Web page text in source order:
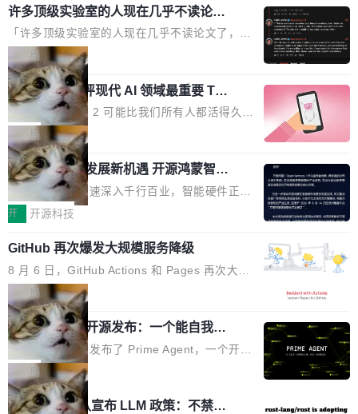
意思。比如我在一个后台管理系统里，需要填50
个表单字段，每个字段还有联动逻辑；比如我
想...
实时LCD监控屏，可充分满足当下高阶PC主机
的严苛使用需求。 澎湃功率，紧凑机身 钛金雕1
600PG5 AI TOP具备强悍输出功率，同时实现
机身尺寸大幅精简。整机长度仅16厘米，属于同
功率段机身尺寸十分紧凑的1600W电源产品。小
巧机身有效提升市面主流标准A...
复合增长率达5.44%,预计2032年将突破120亿美
元。数字广告与公共关系相关服务市场更是从20
25年的8463亿美元扩张至2026年的8763亿美
元。数字的背后是一个清晰的事实——品牌对专
业化营销服务的需求从未如此迫切。 但市场扩容
的同时,服务商的竞争逻辑正在改变。2026年Top
Agency年度合辑的观察指出,“产品”这个离消费
者最近的载体,在整个品牌营销层面的权重显著变
高了。全域营销服务商的竞争正在从规模转向深
度,案例厚度、全域覆盖、多线协同...
许多顶级实验室的人现在几乎不读论文
了
「许多顶级实验室的人现在几乎不读论文了，而
且他们认为 ICLR/ICML/NeurIPS 充斥着大量过
度宣传和欺诈。」 OpenAI 研究员 Keller Jorda
n 这条推文引发了广泛讨论。他不是在说风凉
话，他是说出了一个圈内人尽皆知但很少公开捅
破的事实。 Jordan 随后补充了一句软化声明：
「我不认为这些会议上大部分论文都在过度宣传
或造假。问题是，作为读者，如果你筛选出那些
看起来最令人兴奋的论文，那它们大部分都是过
度宣传的。」 这才是真正的痛点。不是所有论文
都有问题，是最吸引眼球的那批论文最有问题。
他引用的帖子来自 Mathew Shen，一位 ICLR 2
026 的读者：「看了篇 ...
局
xAI 前工程师评现代 AI 领域最重要 Top
3 开源项目
Flash Attention 2 可能比我们所有人都活得久。
这句话不是来自某个技术博客，而是出自 Hieu
Pham 的一条推文。Hieu Pham 是谁？他是 xAI
的早期工程师之一，在 Grok 训练基础设施团队
工作过。近日他在 X 上发了一条帖子，列出了他
认为现代 AI 领域最重要的三个开源项目。 第一
理由很具体。FA 系列不需要解释，但 FA2 是他
认为最重要的一个——复杂度恰到好处，刚好能
驱动你去学 CuTe，但还没被那些"邪恶的" Hopp
er++ 优化所淹没，足够容易修改和适配。 更关
键的是 FA2 的持久性...
局
共商智能硬件发展新机遇 开源鸿蒙智能
硬件开发者日杭州站即将举行
随着万物智联加速深入千行百业，智能硬件正从
单点设备迈向智能化、网联化、协同化发展。作
鸿蒙通过统一技术底座和分布式能力，为不同类
型智能设备的开发、连接与互联提供关键支撑，
也为产业链企业探索产品创新与商业增长打开新
的空间。 8月14日，开源鸿蒙智能硬件开发者日
（OHDD：OpenHarmony Hardware Develope
r Day）将在杭州启航。活动面向智能硬件产业
链企业和开发者，邀请行业专家与资深技术顾
问，围绕开源鸿蒙技术能力、设备适配、芯片适
配、功耗与稳定性调优、兼容性测评及统一互联
开 开源科技
GitHub 再次爆发大规模服务降级
8 月 6 日，GitHub Actions 和 Pages 再次大规
模服务降级，Actions 完全不可用超过 5 小时，
webhook 停发，连自托管 runner 也因调度层故
障无法工作。Pages、Copilot code review、C
opilot coding agent 全部受影响。从检测到完全
恢复，大约 12 小时。 这是 2026 年 8 月的第六
起事故，其中四起与 AI/Copilot 服务相关。 Git
Hub 员工 kdaigle 在 HN 讨论中贴出了一组数
局
Prime Agent 开源发布：一个能自我改
进的编程 Agent，ARC-AGI 3 超越人类
专家基线
Prime Intellect 发布了 Prime Agent，一个开源
的编程 Agent Harness，核心设计围绕两个抽
象：Recursive Language Model（RLM）和 C
ontinual Harness。在 ARC-AGI 3 基准测试
局
Rust 项目团队宣布 LLM 政策：不禁